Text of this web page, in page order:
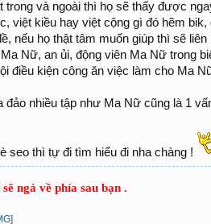
và ngoài thì họ sẽ thấy được
việt kiều hay việt cộng gì đó hẽm bik,
nếu họ thật tâm muốn giúp thì sẽ
Nữ, an ủi, động viên Ma Nữ trong
điều kiện công ăn việc làm cho Ma
nhiều tập như Ma Nữ cũng là 1
seo thì tự đi tìm hiểu đi nha chàng !
ngả về phía sau bạn .